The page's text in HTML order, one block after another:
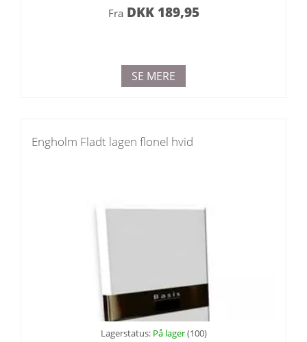
Fra DKK189,95
SE MERE
Engholm Fladt lagen flonel hvid
Lagerstatus: På lager(100)